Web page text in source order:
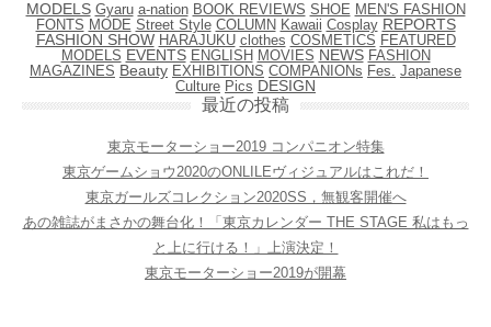
MODELS Gyaru a-nation BOOK REVIEWS SHOE MEN'S FASHION
FONTS MODE Street Style COLUMN Kawaii Cosplay REPORTS
FASHION SHOW HARAJUKU clothes COSMETICS FEATURED
MODELS EVENTS ENGLISH MOVIES NEWS FASHION
MAGAZINES Beauty EXHIBITIONS COMPANIONs Fes. Japanese
Culture Pics DESIGN
最近の投稿
東京モーターショー2019 コンパニオン特集
東京ゲームショウ2020のONLILEヴィジュアルはこれだ！
東京ガールズコレクション2020SS，無観客開催へ
あの雑誌がまさかの舞台化！「東京カレンダー THE STAGE 私はもっ
と上に行ける！」上演決定！
東京モーターショー2019が開幕